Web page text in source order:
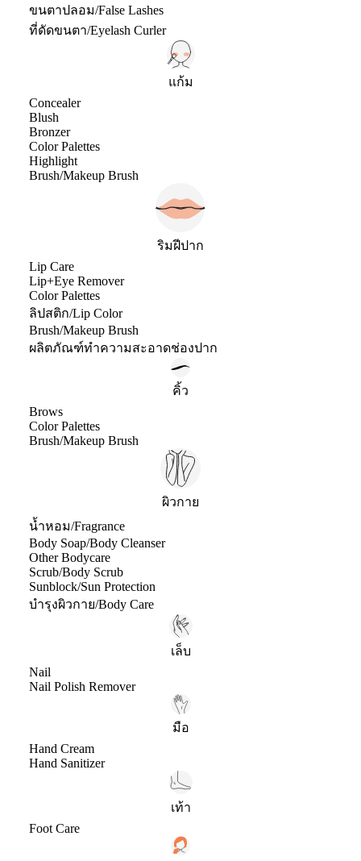
ขนตาปลอม/False Lashes
ที่ดัดขนตา/Eyelash Curler
แก้ม
Concealer
Blush
Bronzer
Color Palettes
Highlight
Brush/Makeup Brush
ริมฝีปาก
Lip Care
Lip+Eye Remover
Color Palettes
ลิปสติก/Lip Color
Brush/Makeup Brush
ผลิตภัณฑ์ทำความสะอาดช่องปาก
คิ้ว
Brows
Color Palettes
Brush/Makeup Brush
ผิวกาย
น้ำหอม/Fragrance
Body Soap/Body Cleanser
Other Bodycare
Scrub/Body Scrub
Sunblock/Sun Protection
บำรุงผิวกาย/Body Care
เล็บ
Nail
Nail Polish Remover
มือ
Hand Cream
Hand Sanitizer
เท้า
Foot Care